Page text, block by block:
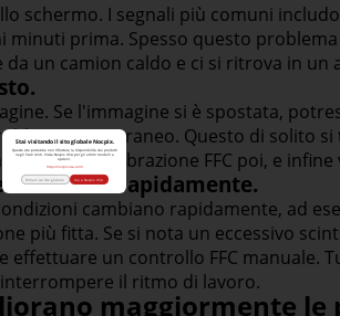
schermo. I segnali più comuni
prima. Spesso questo
un camion caldo e ci si ritrova in un
Se l'immagine si è spostata,
temporaneo. Questo di solito
la calibrazione FFC poi, e
cambia rapidamente.
cambiano rapidamente, ad
più fitta. Se si nota un eccessivo
un controllo FFC manuale.
il ritmo di lavoro.
maggiormente le
Stai visitando il sito globale Nocpix.
Questo sito potrebbe non riflettere la disponibilità dei prodotti
negli Stati Uniti. Visita Nocpix USA per gli ultimi modelli e
opzioni.
https://nocpixusa.com/
Rimani sul sito globale Vai a Nocpix USA